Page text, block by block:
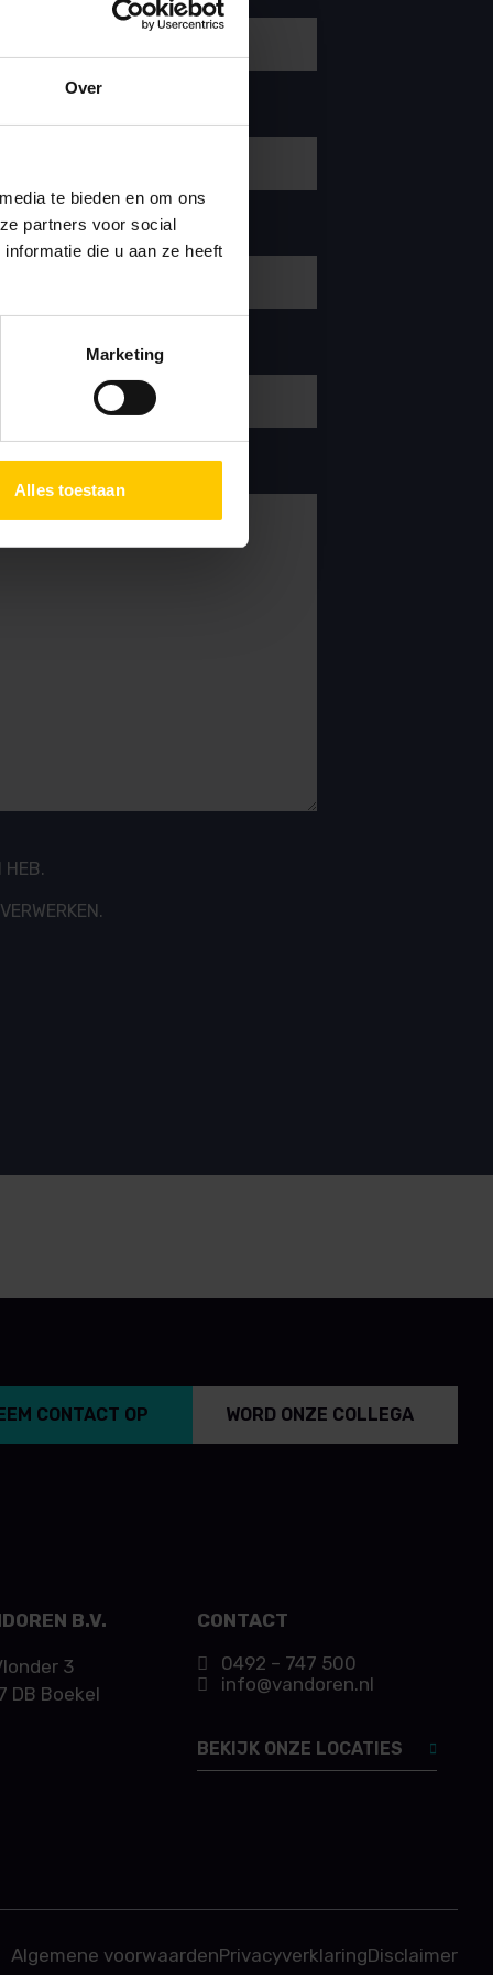
Over
te bieden en om ons
partners voor social
die u aan ze heeft
Marketing
Alles toestaan
HEB.
CONTACT OP WORD ONZE COLLEGA
B.V.
3
DB Boekel
CONTACT
0492 – 747 500
info@vandoren.nl
BEKIJK ONZE LOCATIES
Algemene voorwaardenPrivacyverklaringDisclaimer